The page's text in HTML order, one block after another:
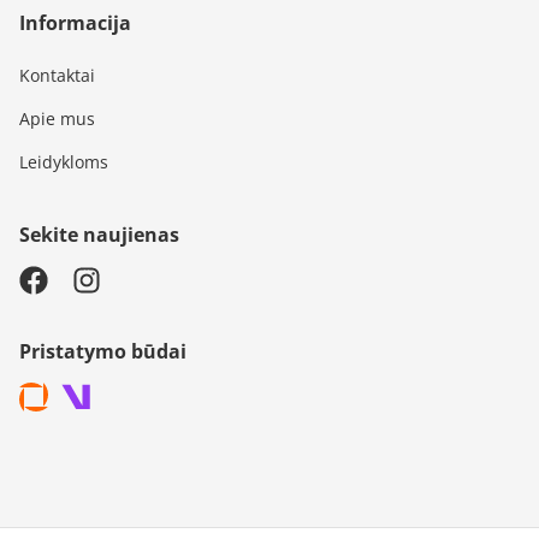
Informacija
Kontaktai
Apie mus
Leidykloms
Sekite naujienas
Pristatymo būdai